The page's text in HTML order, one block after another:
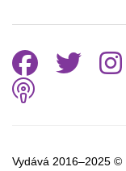
Vydává 2016–2025 ©